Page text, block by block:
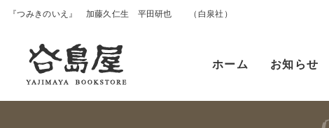
『つみきのいえ』 加藤久仁生 平田研也 （白泉社）
ホーム お知らせ